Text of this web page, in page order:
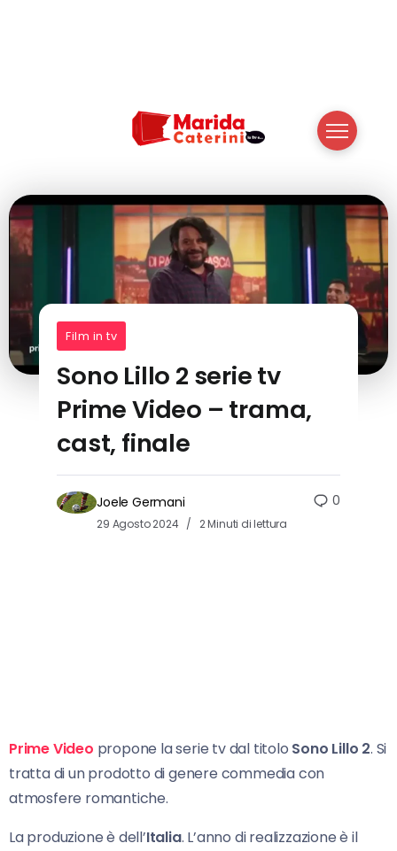
Film in tv
Sono Lillo 2 serie tv
Prime Video – trama,
cast, finale
Joele Germani
29 Agosto 2024 2 Minuti di lettura
0
Prime Video propone la serie tv dal titolo Sono Lillo 2. Si
tratta di un prodotto di genere commedia con
atmosfere romantiche.
La produzione è dell’Italia. L’anno di realizzazione è il